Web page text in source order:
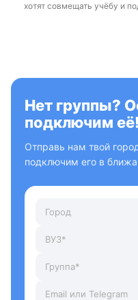
хотят совмещать учёбу и
Нет группы?
подключим её!
Отправь нам твой
подключим его в